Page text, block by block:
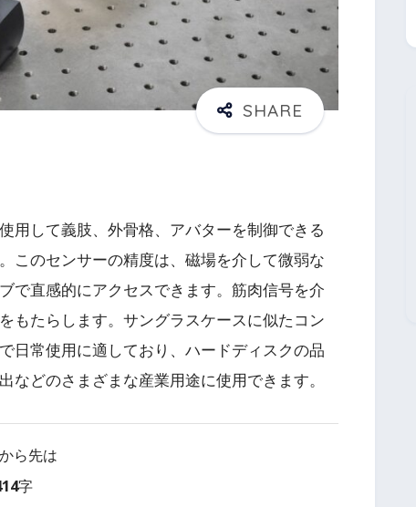
用して義肢、外骨格、アバターを制御できる
このセンサーの精度は、磁場を介して微弱な
で直感的にアクセスできます。筋肉信号を介
もたらします。サングラスケースに似たコン
日常使用に適しており、ハードディスクの品
などのさまざまな産業用途に使用できます。
ら先は
字